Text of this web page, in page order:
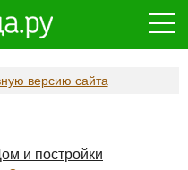
версию сайта
и постройки